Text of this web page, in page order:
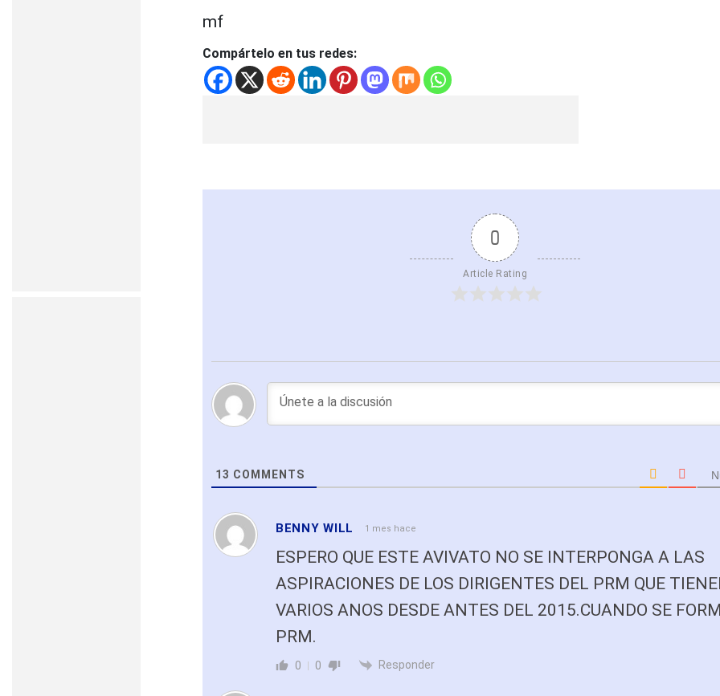
mf
Compártelo en tus redes:
0
Article Rating
13 COMMENTS
BENNY WILL 1 mes hace
ESPERO QUE ESTE AVIVATO NO SE INTERPONGA A LAS
ASPIRACIONES DE LOS DIRIGENTES DEL PRM QUE
VARIOS ANOS DESDE ANTES DEL 2015.CUANDO SE
PRM.
0 0 Responder